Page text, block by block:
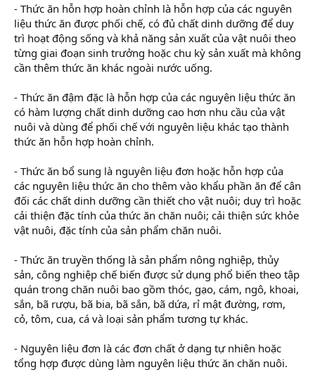
- Thức ăn hỗn hợp hoàn chỉnh là hỗn hợp của các nguyên
liệu thức ăn được phối chế, có đủ chất dinh dưỡng để duy
trì hoạt động sống và khả năng sản xuất của vật nuôi theo
từng giai đoạn sinh trưởng hoặc chu kỳ sản xuất mà không
cần thêm thức ăn khác ngoài nước uống.
- Thức ăn đậm đặc là hỗn hợp của các nguyên liệu thức ăn
có hàm lượng chất dinh dưỡng cao hơn nhu cầu của vật
nuôi và dùng để phối chế với nguyên liệu khác tạo thành
thức ăn hỗn hợp hoàn chỉnh.
- Thức ăn bổ sung là nguyên liệu đơn hoặc hỗn hợp của
các nguyên liệu thức ăn cho thêm vào khẩu phần ăn để cân
đối các chất dinh dưỡng cần thiết cho vật nuôi; duy trì hoặc
cải thiện đặc tính của thức ăn chăn nuôi; cải thiện sức khỏe
vật nuôi, đặc tính của sản phẩm chăn nuôi.
- Thức ăn truyền thống là sản phẩm nông nghiệp, thủy
sản, công nghiệp chế biến được sử dụng phổ biến theo tập
quán trong chăn nuôi bao gồm thóc, gạo, cám, ngô, khoai,
sắn, bã rượu, bã bia, bã sắn, bã dứa, rỉ mật đường, rơm,
cỏ, tôm, cua, cá và loại sản phẩm tương tự khác.
- Nguyên liệu đơn là các đơn chất ở dạng tự nhiên hoặc
tổng hợp được dùng làm nguyên liệu thức ăn chăn nuôi.